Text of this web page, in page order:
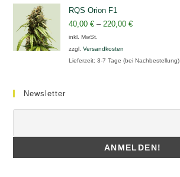
RQS Orion F1
40,00€ –220,00€
inkl. MwSt.
zzgl.Versandkosten
Lieferzeit:3-7 Tage (bei Nachbestellung)
Newsletter